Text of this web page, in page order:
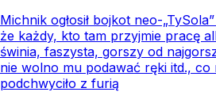
Michnik ogłosił bojkot neo-
że każdy, kto tam przyjmie pracę
świnia, faszysta, gorszy od
nie wolno mu podawać ręki itd., co
podchwyciło z furią